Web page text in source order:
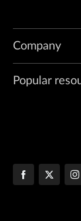
Company
Popular